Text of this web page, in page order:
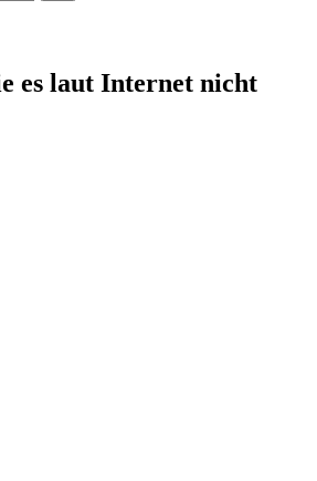
es laut Internet nicht